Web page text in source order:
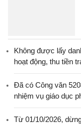
Không được lấy
hoạt động, thu tiền
Đã có Công văn
nhiệm vụ giáo dục
Từ 01/10/2026,